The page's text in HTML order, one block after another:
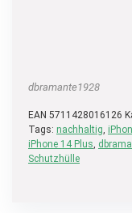
dbramante1928
EAN 5711428016126
Tags: nachhaltig,
iPhone 14 Plus,
Schutzhülle